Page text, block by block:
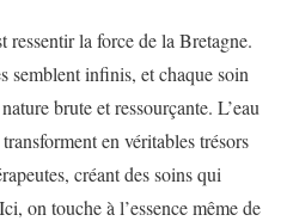
ressentir la force de la Bretagne.
semblent infinis, et chaque soin
brute et ressourçante. L’eau
en véritables trésors
créant des soins qui
on touche à l’essence même de